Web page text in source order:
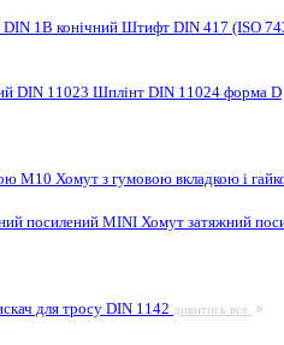
1B конічний Штифт DIN 417 (ISO
DIN 11023 Шплінт DIN 11024 форма D
M10 Хомут з гумовою вкладкою і
посилений MINI Хомут затяжний
для тросу DIN 1142 дивитись все